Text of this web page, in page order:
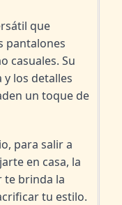
que
pantalones
casuales. Su
los detalles
un toque de
para salir a
en casa, la
te brinda la
tu estilo.